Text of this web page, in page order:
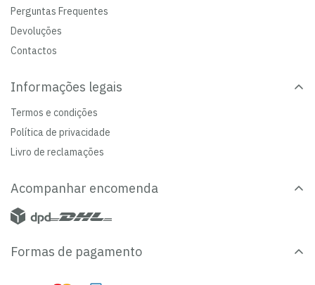
Perguntas Frequentes
Devoluções
Contactos
Informações legais
Termos e condições
Política de privacidade
Livro de reclamações
Acompanhar encomenda
Formas de pagamento